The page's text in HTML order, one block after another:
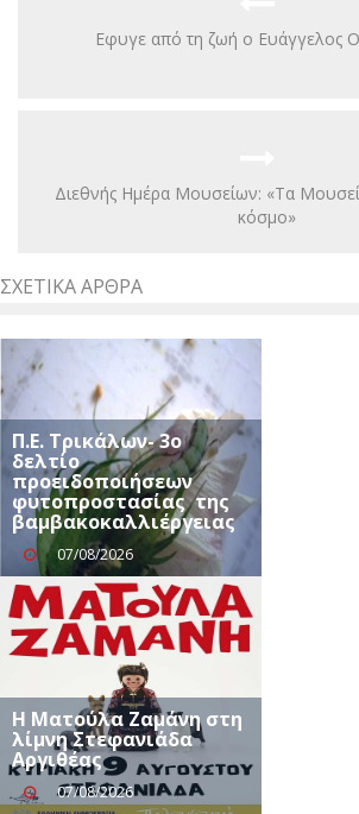
Eφυγε από τη ζωή ο Ευάγγελος
Διεθνής Ημέρα Μουσείων: «Τα
κόσμο»
ΣΧΕΤΙΚΆ ΆΡΘΡΑ
Π.Ε. Τρικάλων- 3ο
δελτίο
προειδοποιήσεων
φυτοπροστασίας της
βαμβακοκαλλιέργειας
07/08/2026
Η Ματούλα Ζαμάνη στη
λίμνη Στεφανιάδα
Αργιθέας
07/08/2026